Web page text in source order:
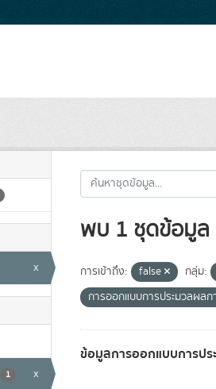
x
1 x
พบ 1 ชุดข้อมูล
การเข้าถึง: false กลุ่ม:
การออกแบบการประมวลผลก
ข้อมูลการออกแบบการปร